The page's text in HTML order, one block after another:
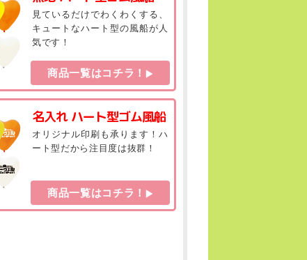
見ているだけでわくわくする、
キュートなハート型の風船が人
気です！
商品一覧はコチラ！
名入れ ハート型ゴム風船
オリジナル印刷も承ります！ハ
ート型だから注目度は抜群！
商品一覧はコチラ！